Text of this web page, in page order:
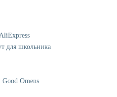
для школьника
Omens